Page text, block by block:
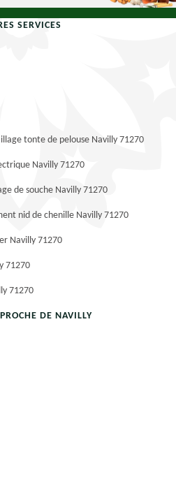
SERVICES
tonte de pelouse Navilly 71270
Navilly 71270
de souche Navilly 71270
nid de chenille Navilly 71270
Navilly 71270
71270
71270
DE NAVILLY